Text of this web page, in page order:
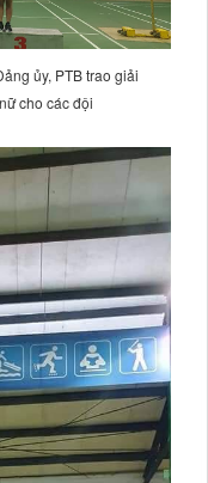
ủy, PTB trao giải
cho các đội